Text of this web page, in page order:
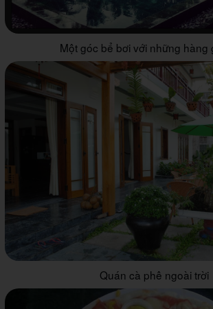
Một góc bể bơi với những hàng
Quán cà phê ngoài trời